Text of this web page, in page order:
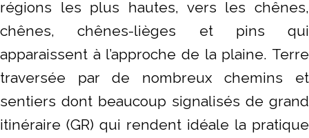
régions les plus hautes, vers les chênes,
chênes, chênes-lièges et pins qui
apparaissent à l’approche de la plaine. Terre
traversée par de nombreux chemins et
sentiers dont beaucoup signalisés de grand
itinéraire (GR) qui rendent idéale la pratique